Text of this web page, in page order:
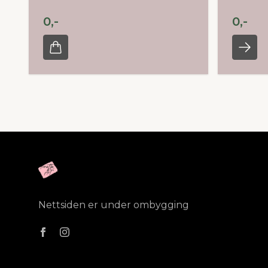
0,- 0,-
Nettsiden er under ombygging